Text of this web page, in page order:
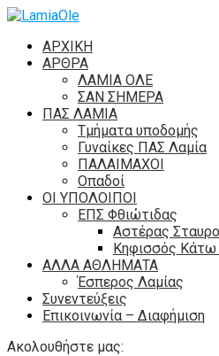
ΑΡΧΙΚΗ
ΑΡΘΡΑ
ΛΑΜΙΑ ΟΛΕ
ΣΑΝ ΣΗΜΕΡΑ
ΠΑΣ ΛΑΜΙΑ
Τμήματα υποδομής
Γυναίκες ΠΑΣ Λαμία
ΠΑΛΑΙΜΑΧΟΙ
Οπαδοί
ΟΙ ΥΠΟΛΟΙΠΟΙ
ΕΠΣ Φθιώτιδας
Αστέρας
Κηφισσός Κάτω
ΑΛΛΑ ΑΘΛΗΜΑΤΑ
Έσπερος Λαμίας
Συνεντεύξεις
Επικοινωνία – Διαφήμιση
Ακολουθήστε μας: